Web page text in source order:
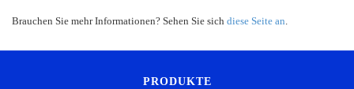
Brauchen Sie mehr Informationen? Sehen Sie sich diese Seite an
PRODUKTE